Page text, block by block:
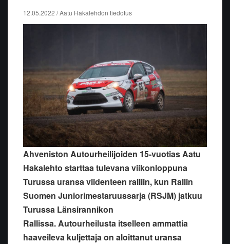
12.05.2022 / Aatu Hakalehdon tiedotus
Ahveniston Autourheilijoiden 15-vuotias Aatu
Hakalehto starttaa tulevana viikonloppuna
Turussa uransa viidenteen ralliin, kun Rallin
Suomen Juniorimestaruussarja (RSJM) jatkuu
Turussa Länsirannikon
Rallissa. Autourheilusta itselleen ammattia
haaveileva kuljettaja on aloittanut uransa